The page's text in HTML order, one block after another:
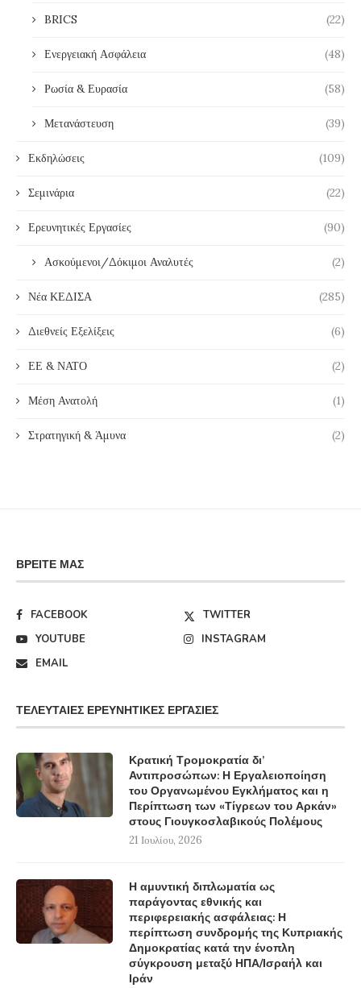
BRICS (22)
Ενεργειακή Ασφάλεια (48)
Ρωσία & Ευρασία (58)
Μετανάστευση (39)
Εκδηλώσεις (109)
Σεμινάρια (22)
Ερευνητικές Εργασίες (90)
Ασκούμενοι/Δόκιμοι Αναλυτές (2)
Νέα ΚΕΔΙΣΑ (285)
Διεθνείς Εξελίξεις (6)
ΕΕ & ΝΑΤΟ (2)
Μέση Ανατολή (1)
Στρατηγική & Άμυνα (2)
ΒΡΕΊΤΕ ΜΑΣ
FACEBOOK
TWITTER
YOUTUBE
INSTAGRAM
EMAIL
ΤΕΛΕΥΤΑΊΕΣ ΕΡΕΥΝΗΤΙΚΈΣ ΕΡΓΑΣΊΕΣ
Κρατική Τρομοκρατία δι’
Αντιπροσώπων: Η Εργαλειοποίηση
του Οργανωμένου Εγκλήματος και η
Περίπτωση των «Τίγρεων του Αρκάν»
στους Γιουγκοσλαβικούς Πολέμους
21 Ιουλίου, 2026
Η αμυντική διπλωματία ως
παράγοντας εθνικής και
περιφερειακής ασφάλειας: Η
περίπτωση συνδρομής της Κυπριακής
Δημοκρατίας κατά την ένοπλη
σύγκρουση μεταξύ ΗΠΑ/Ισραήλ και
Ιράν